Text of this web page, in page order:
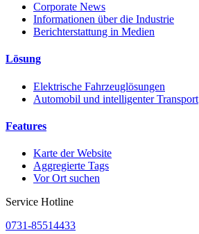
Corporate News
Informationen über die Industrie
Berichterstattung in Medien
Lösung
Elektrische Fahrzeuglösungen
Automobil und intelligenter Transport
Features
Karte der Website
Aggregierte Tags
Vor Ort suchen
Service Hotline
0731-85514433